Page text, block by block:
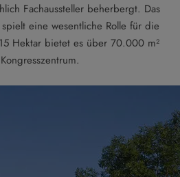
Fachaussteller beherbergt. Das
eine wesentliche Rolle für die
Hektar bietet es über 70.000 m²